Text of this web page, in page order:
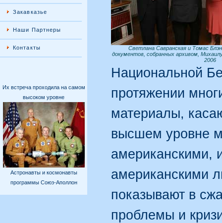
Закавказье
Наши Партнеры
Контакты
Их встреча проходила на самом
высоком уровне
Астронавты и космонавты
программы Союз-Аполлон
Светлана Савранская и Томас
документов, собранных архивом,
2006
Национальной
протяжении
материалы,
высшем уровне
американскими,
американскими
показывают в
проблемы и